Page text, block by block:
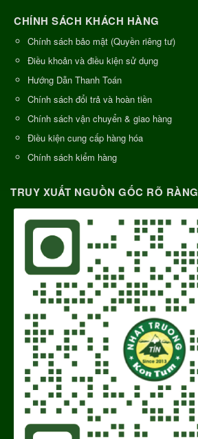
CHÍNH SÁCH KHÁCH HÀNG
Chính sách bảo mật (Quyền riêng tư)
Điều khoản và điều kiện sử dụng
Hướng Dẫn Thanh Toán
Chính sách đổi trả và hoàn tiền
Chính sách vận chuyển & giao hàng
Điều kiện cung cấp hàng hóa
Chính sách kiểm hàng
TRUY XUẤT NGUỒN GỐC RÕ RÀNG